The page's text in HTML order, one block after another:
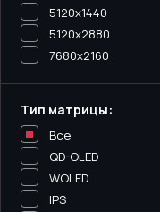
5120x1440
5120х2880
7680x2160
Тип матрицы:
Все
QD-OLED
WOLED
IPS